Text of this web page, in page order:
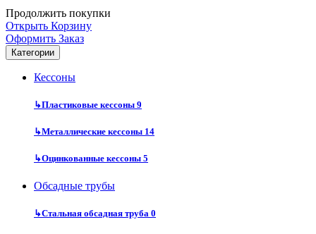
Продолжить покупки
Открыть Корзину
Оформить Заказ
Категории
Кессоны
↳Пластиковые кессоны 9
↳Металлические кессоны 14
↳Оцинкованные кессоны 5
Обсадные трубы
↳Стальная обсадная труба 0